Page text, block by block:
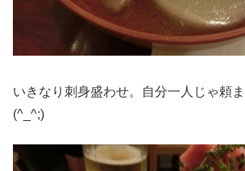
いきなり刺身盛わせ。自分一人じゃ頼
(^_^;)